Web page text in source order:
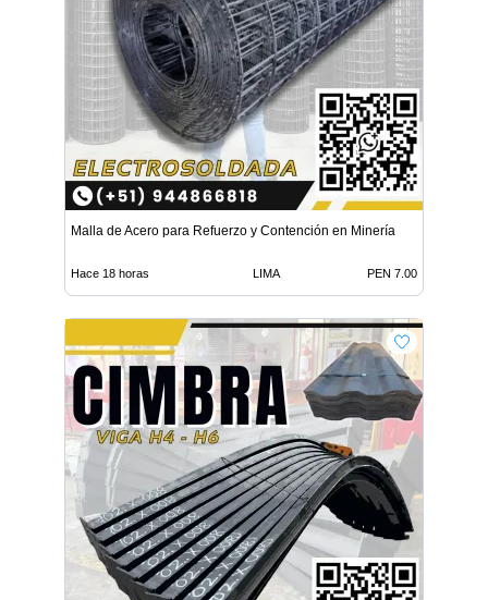
Malla de Acero para Refuerzo y Contención en Minería
Hace 18 horas LIMA PEN 7.00